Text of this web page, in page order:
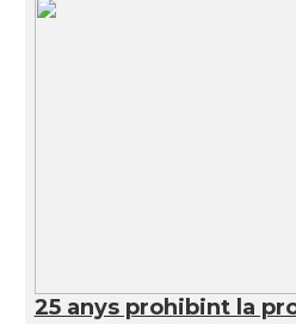
25 anys prohibint la